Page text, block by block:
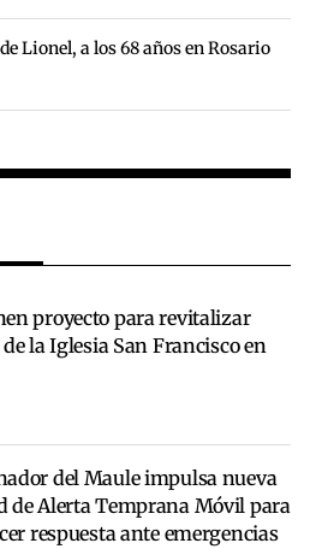
Lionel, a los 68 años en Rosario
proyecto para revitalizar
la Iglesia San Francisco en
del Maule impulsa nueva
de Alerta Temprana Móvil para
respuesta ante emergencias